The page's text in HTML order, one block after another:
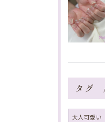
タグ
大人可愛い